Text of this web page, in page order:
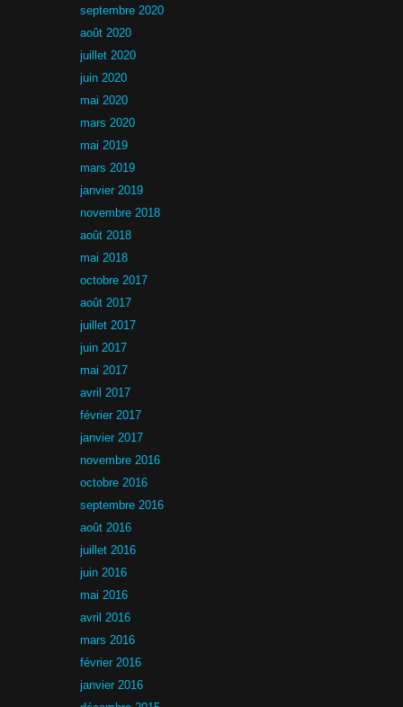
septembre 2020
août 2020
juillet 2020
juin 2020
mai 2020
mars 2020
mai 2019
mars 2019
janvier 2019
novembre 2018
août 2018
mai 2018
octobre 2017
août 2017
juillet 2017
juin 2017
mai 2017
avril 2017
février 2017
janvier 2017
novembre 2016
octobre 2016
septembre 2016
août 2016
juillet 2016
juin 2016
mai 2016
avril 2016
mars 2016
février 2016
janvier 2016